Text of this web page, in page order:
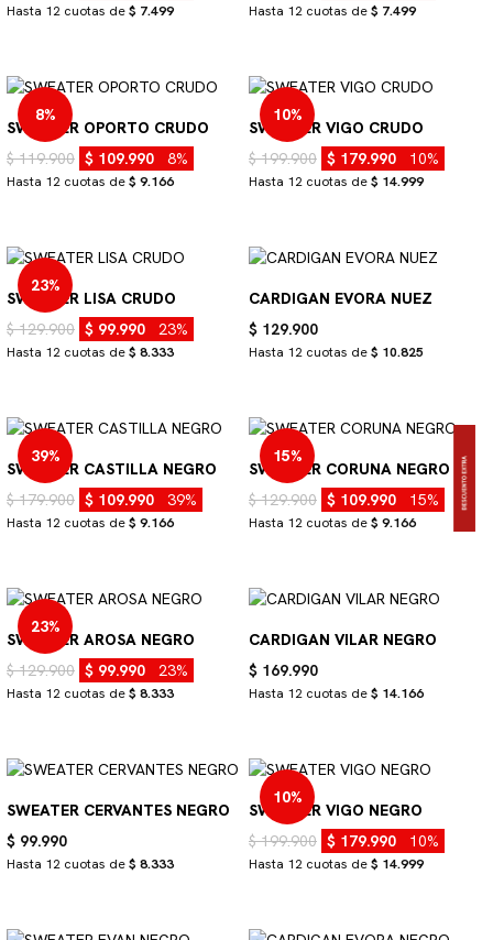
Hasta 12 cuotas de$ 7.499 Hasta 12 cuotas de$ 7.499
8%
SWEATER OPORTO CRUDO
$ 119.900 $ 109.990 8%
Hasta 12 cuotas de$ 9.166
10%
SWEATER VIGO CRUDO
$ 199.900 $ 179.990 10%
Hasta 12 cuotas de$ 14.999
23%
SWEATER LISA CRUDO
$ 129.900 $ 99.990 23%
Hasta 12 cuotas de$ 8.333
CARDIGAN EVORA NUEZ
$ 129.900
Hasta 12 cuotas de$ 10.825
39%
SWEATER CASTILLA NEGRO
$ 179.900 $ 109.990 39%
Hasta 12 cuotas de$ 9.166
15%
SWEATER CORUNA NEGRO
$ 129.900 $ 109.990 15%
Hasta 12 cuotas de$ 9.166
23%
SWEATER AROSA NEGRO
$ 129.900 $ 99.990 23%
Hasta 12 cuotas de$ 8.333
CARDIGAN VILAR NEGRO
$ 169.990
Hasta 12 cuotas de$ 14.166
SWEATER CERVANTES NEGRO
$ 99.990
Hasta 12 cuotas de$ 8.333
10%
SWEATER VIGO NEGRO
$ 199.900 $ 179.990 10%
Hasta 12 cuotas de$ 14.999